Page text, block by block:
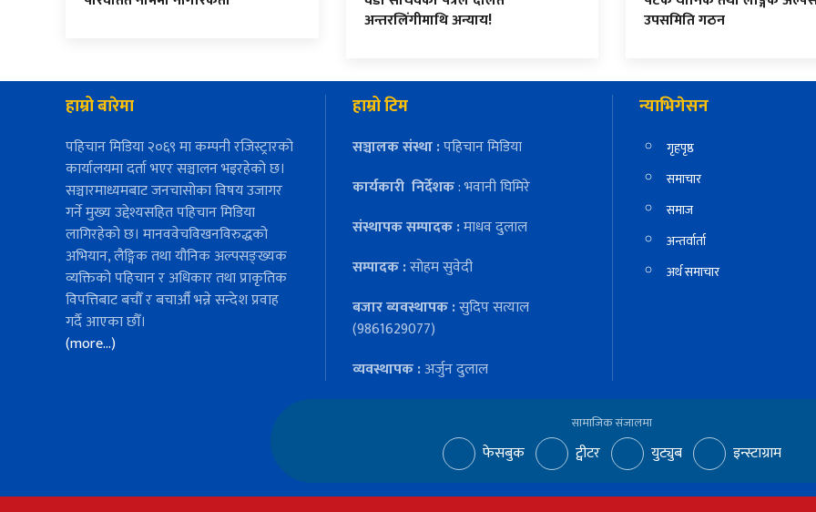
अन्तरलिंगीमाथि अन्याय!
उपसमिति गठन
हाम्रो बारेमा
पहिचान मिडिया २०६९ मा कम्पनी रजिस्ट्रारको
कार्यालयमा दर्ता भएर सञ्चालन भइरहेको छ।
सञ्चारमाध्यमबाट जनचासोका विषय उजागर
गर्ने मुख्य उद्देश्यसहित पहिचान मिडिया
लागिरहेको छ। मानववेचविखनविरुद्धको
अभियान, लैङ्गिक तथा यौनिक अल्पसङ्ख्यक
व्यक्तिको पहिचान र अधिकार तथा प्राकृतिक
विपत्तिबाट बचौँ र बचाऔँ भन्ने सन्देश प्रवाह
गर्दै आएका छौँ।
(more…)
हाम्रो टिम
सञ्चालक संस्था :पहिचान मिडिया
कार्यकारी निर्देशक: भवानी घिमिरे
संस्थापक सम्पादक :माधव दुलाल
सम्पादक :सोहम सुवेदी
बजार ब्यवस्थापक :सुदिप सत्याल
(9861629077)
व्यवस्थापक :अर्जुन दुलाल
न्याभिगेसन
गृहपृष्ठ
समाचार
समाज
अन्तर्वार्ता
अर्थ समाचार
सामाजिक संजालमा
फेसबुक ट्वीटर युट्युब इन्स्टाग्राम